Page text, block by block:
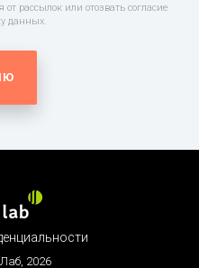
рассылок или отозвать согласие
данных.
2026